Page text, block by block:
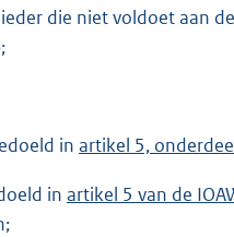
die niet voldoet aan
in artikel 5,
in artikel 5 van de